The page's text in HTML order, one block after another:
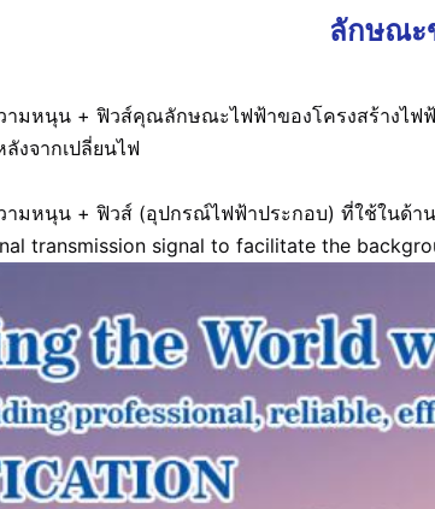
ลักษณะ
ามหนุน + ฟิวส์คุณลักษณะไฟฟ้าของโครงสร้างไ
งจากเปลี่ยนไฟ
ามหนุน + ฟิวส์ (อุปกรณ์ไฟฟ้าประกอบ) ที่ใช้ในด้
transmission signal to facilitate the